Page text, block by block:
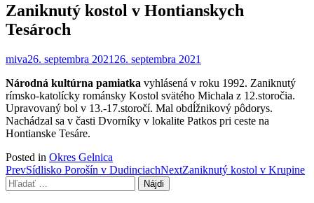
Zaniknutý kostol v Hontianskych
Tesároch
miva26. septembra 2021 26. septembra 2021
Národná kultúrna pamiatka vyhlásená v roku 1992. Zaniknutý
rímsko-katolícky románsky Kostol svätého Michala z 12.storočia.
Upravovaný bol v 13.-17.storočí. Mal obdĺžnikový pôdorys.
Nachádzal sa v časti Dvorníky v lokalite Patkos pri ceste na
Hontianske Tesáre.
Posted in Okres Gelnica
Post
navigation
PrevSídlisko Porošín v DudinciachNextZaniknutý kostol v Krupine
Hľadať: